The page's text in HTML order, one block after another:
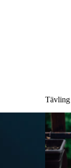
Tävling